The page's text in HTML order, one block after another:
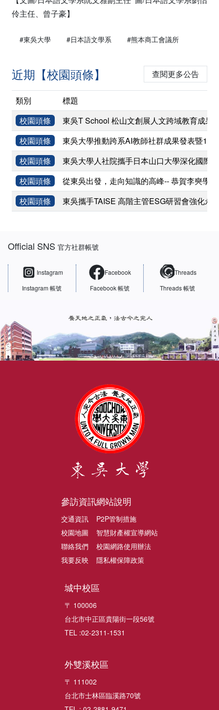
伶主任、曾子豪】
#東吳大學 #日本語文學系 #熊本商工會議所
近期【校園頭條】 查閱更多公告
類別
標題
校園頭條
東吳T School 松山文創展人文跨域教育成果
校園頭條
東吳大學推動跨系AI教師社群成果發表暨
校園頭條
東吳大學人社院攜手日本山口大學深化國際
校園頭條
從東吳出發，走向知識的高峰-- 恭賀李奭學
校園頭條
東吳攜手TAISE 高階主管ESG研習會強化永
Official SNS官方社群帳號
Instagram
Instagram 帳號
Facebook
Facebook 帳號
Threads
Threads 帳號
參訪資訊
交通資訊
校園地圖
聯絡我們
我要反映
網站說明
P2P管制措施
智慧財產權宣導網站
校園網路使用辦法
隱私權保障政策
城中校區
〒 100006
台北市中正區貴陽街一段56號
TEL :02-2311-1531
外雙溪校區
〒 111002
台北市士林區臨溪路70號